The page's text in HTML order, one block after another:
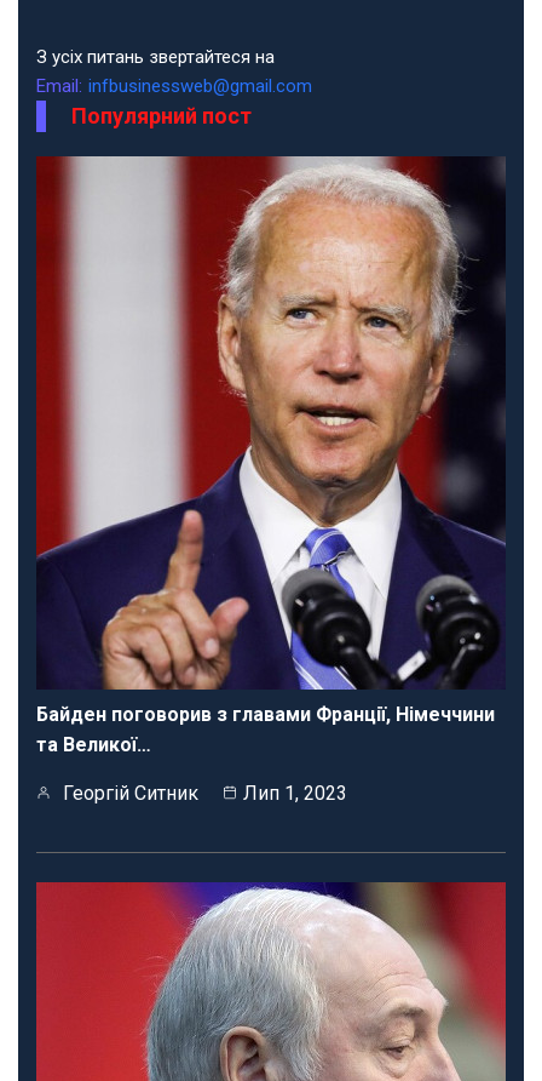
З усіх питань звертайтеся на
Email: infbusinessweb@gmail.com
Популярний пост
Байден поговорив з главами Франції, Німеччини
та Великої…
Георгій Ситник Лип 1, 2023